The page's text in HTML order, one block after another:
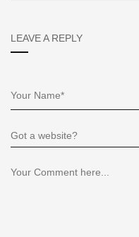
LEAVE A REPLY